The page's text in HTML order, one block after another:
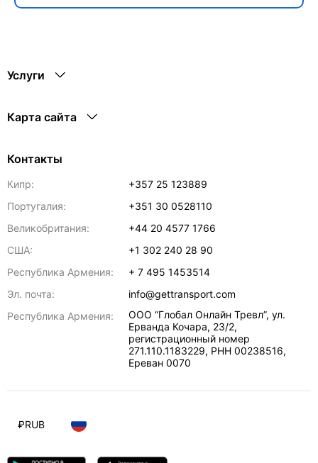
Услуги
Карта сайта
Контакты
Кипр:
+357 25 123889
Португалия:
+351 30 0528110
Великобритания:
+44 20 4577 1766
США:
+1 302 240 28 90
Республика Армения:
+ 7 495 1453514
Эл. почта:
info@gettransport.com
Республика Армения:
ООО “Глобал Онлайн Тревл”, ул.
Ерванда Кочара, 23/2,
регистрационный номер
271.110.1183229, РНН 00238516,
Ереван 0070
₽RUB